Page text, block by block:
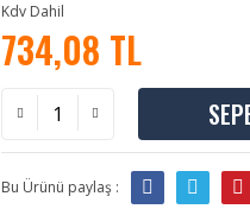
Kdv Dahil
734,08 TL
Bu Ürünü paylaş :